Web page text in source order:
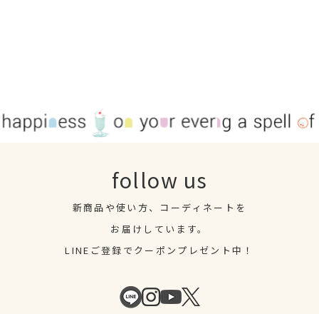
follow us
新商品や使い方、コーディネートを
お届けしています。
LINEご登録でクーポンプレゼント中！